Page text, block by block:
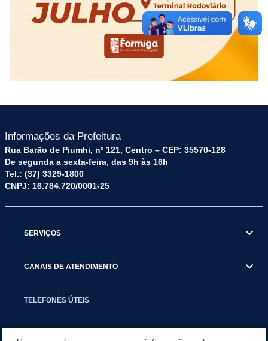
Informações da Prefeitura
Rua Barão de Piumhi, nº 121, Centro – CEP: 35570-128
De segunda a sexta-feira, das 9h às 16h
Tel.: (37) 3329-1800
CNPJ: 16.784.720/0001-25
SERVIÇOS
CANAIS DE ATENDIMENTO
TELEFONES ÚTEIS